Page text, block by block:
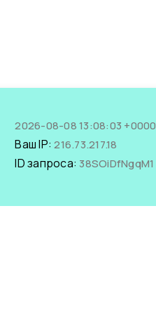
2026-08-08 13:08:03 +0000
Ваш IP:216.73.217.18
ID запроса: 38SOiDfNgqM1